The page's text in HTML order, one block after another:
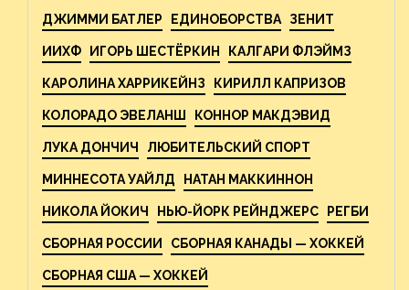
ДЖИММИ БАТЛЕР ЕДИНОБОРСТВА ЗЕНИТ
ИИХФ ИГОРЬ ШЕСТЁРКИН КАЛГАРИ ФЛЭЙМЗ
КАРОЛИНА ХАРРИКЕЙНЗ КИРИЛЛ КАПРИЗОВ
КОЛОРАДО ЭВЕЛАНШ КОННОР МАКДЭВИД
ЛУКА ДОНЧИЧ ЛЮБИТЕЛЬСКИЙ СПОРТ
МИННЕСОТА УАЙЛД НАТАН МАККИННОН
НИКОЛА ЙОКИЧ НЬЮ-ЙОРК РЕЙНДЖЕРС РЕГБИ
СБОРНАЯ РОССИИ СБОРНАЯ КАНАДЫ — ХОККЕЙ
СБОРНАЯ США — ХОККЕЙ